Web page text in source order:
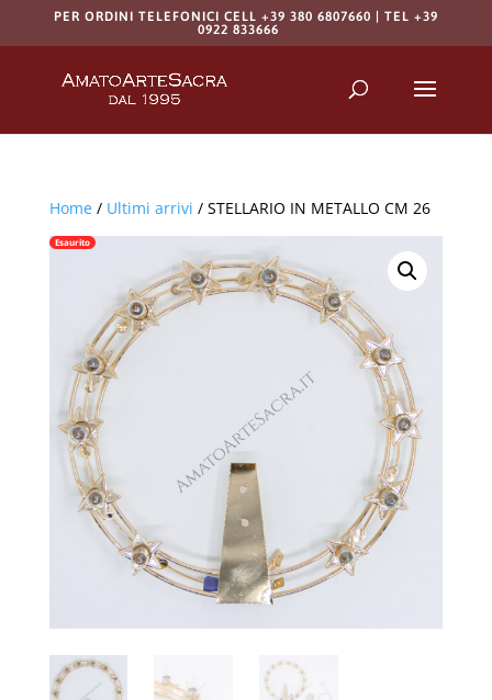
PER ORDINI TELEFONICI CELL +39 380 6807660 | TEL +39
0922 833666
Home/ Ultimi arrivi / STELLARIO IN METALLO CM 26
Esaurito